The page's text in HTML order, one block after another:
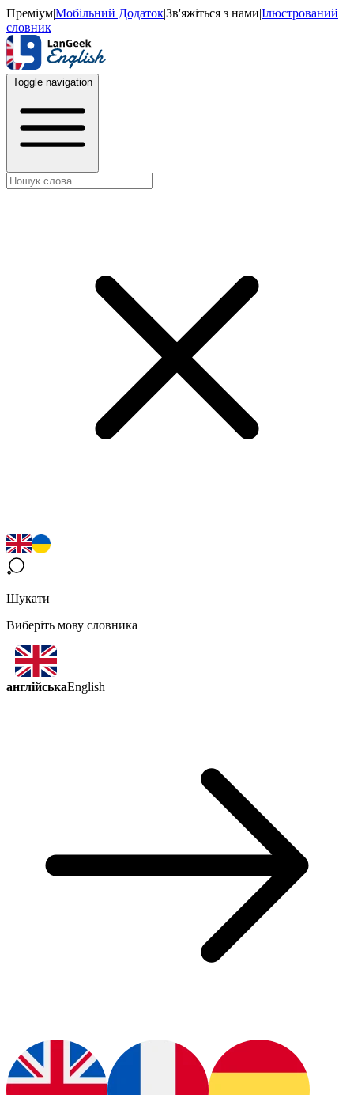
Преміум|Мобільний Додаток|Зв'яжіться з нами|Ілюстрований
словник
Toggle navigation
Шукати
Виберіть мову словника
англійськаEnglish